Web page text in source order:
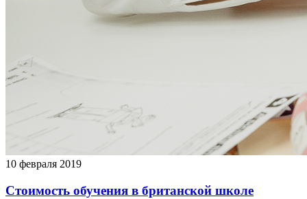
10 февраля 2019
Стоимость обучения в британской школе